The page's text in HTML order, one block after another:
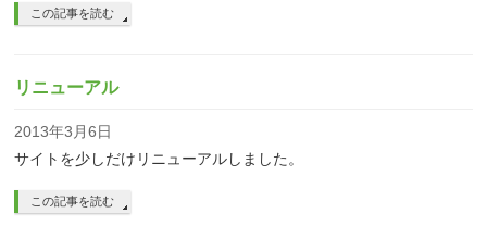
この記事を読む
リニューアル
2013年3月6日
サイトを少しだけリニューアルしました。
この記事を読む